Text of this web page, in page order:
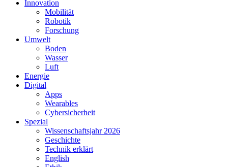
Innovation
Mobilität
Robotik
Forschung
Umwelt
Boden
Wasser
Luft
Energie
Digital
Apps
Wearables
Cybersicherheit
Spezial
Wissenschaftsjahr 2026
Geschichte
Technik erklärt
English